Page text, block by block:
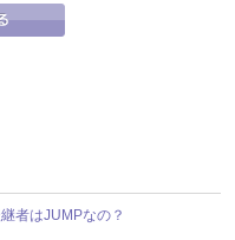
者はJUMPなの？